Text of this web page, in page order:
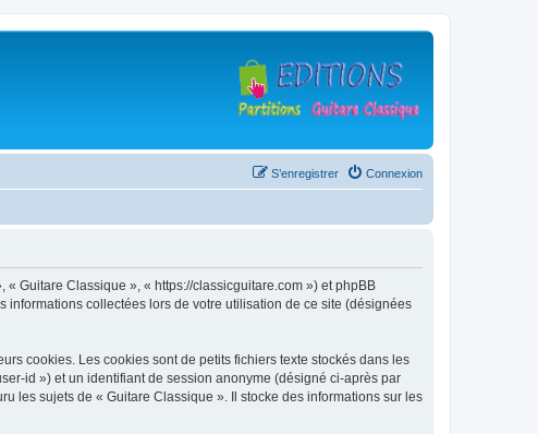
Connexion
S’enregistrer
Guitare Classique », « https://classicguitare.com ») et phpBB
collectées lors de votre utilisation de ce site (désignées
cookies. Les cookies sont de petits fichiers texte stockés dans les
id ») et un identifiant de session anonyme (désigné ci-après par
les sujets de « Guitare Classique ». Il stocke des informations sur les